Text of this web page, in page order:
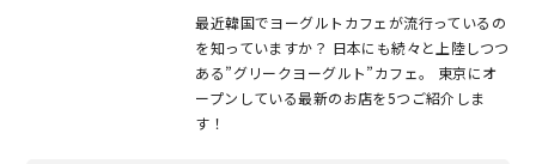
最近韓国でヨーグルトカフェが流行っているの
を知っていますか？ 日本にも続々と上陸しつつ
ある”グリークヨーグルト”カフェ。 東京にオ
ープンしている最新のお店を5つご紹介しま
す！